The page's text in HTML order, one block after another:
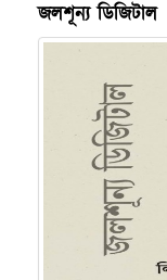
জলশূন্য ডিজিটাল